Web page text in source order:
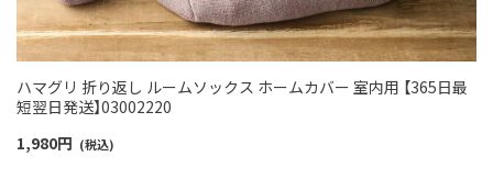
ハマグリ 折り返し ルームソックス ホームカバー 室内用 【365日最
短翌日発送】03002220
1,980円 (税込)